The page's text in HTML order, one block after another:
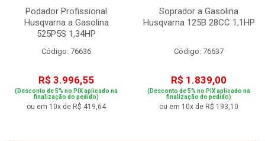
Podador Profissional
Husqvarna a Gasolina
525P5S 1,34HP
Código: 76636
R$ 3.996,55
(Desconto de 5% no PIX aplicado na
finalização do pedido)
ou em 10x de R$ 419,64
Soprador a Gasolina
Husqvarna 125B 28CC 1,1HP
Código: 76637
R$ 1.839,00
(Desconto de 5% no PIX aplicado na
finalização do pedido)
ou em 10x de R$ 193,10